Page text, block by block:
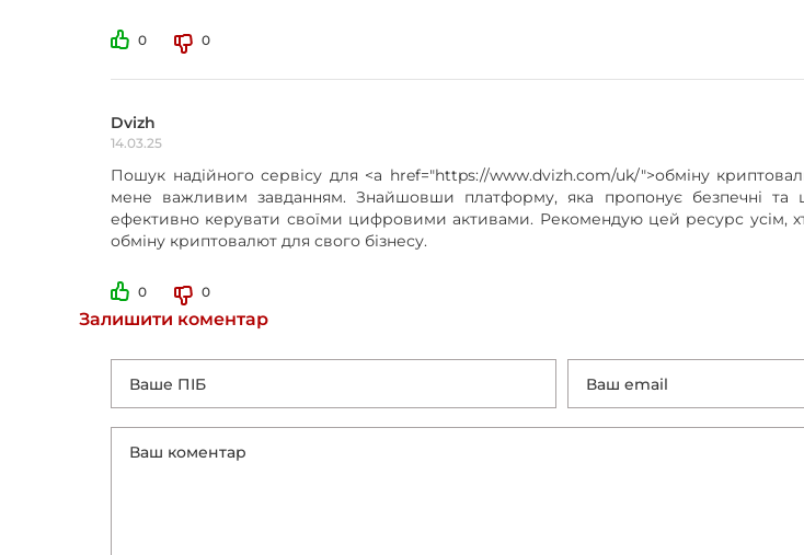
0 0
Dvizh
14.03.25
Пошук надійного сервісу для <a href="https://www.dvizh.com/uk/">обміну
мене важливим завданням. Знайшовши платформу, яка пропонує безпечні та
ефективно керувати своїми цифровими активами. Рекомендую цей ресурс усім,
обміну криптовалют для свого бізнесу.
0 0
Залишити коментар